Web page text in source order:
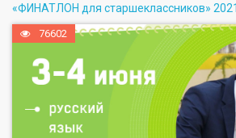
«ФИНАТЛОН для старшеклассников»
76602